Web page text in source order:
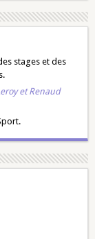
stages et des
etRenaud